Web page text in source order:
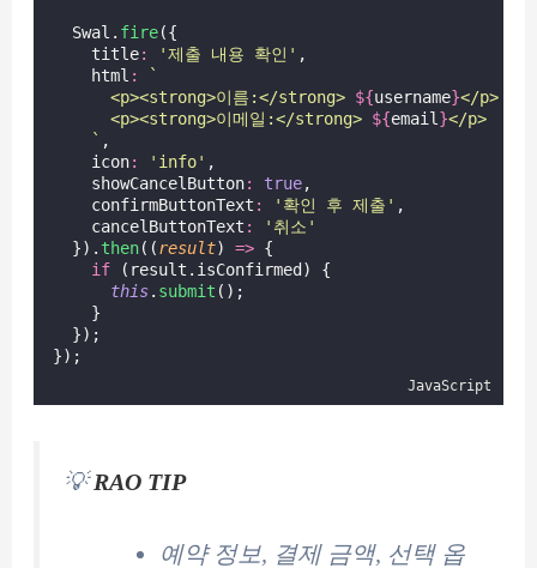
  Swal.
fire({
    title
: '제출 내용 확인 ' ,
    html
:
`
      <p><strong>이름:</strong>
${username}</p>
      <p><strong>이메일:</strong>
${email }</p>
    `
,
    icon
: ' info' ,
    showCancelButton
: true,
    confirmButtonText
: ' 확인 후 제출 ' ,
    cancelButtonText
: ' 취소 '
  }).
then((result) => {
if (result.isConfirmed) {
this. submit ();
    }
  });
});
JavaScript
💡RAO TIP
예약 정보, 결제 금액, 선택 옵